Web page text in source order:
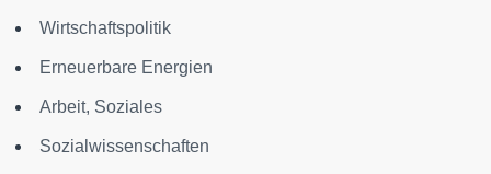
Wirtschaftspolitik
Erneuerbare Energien
Arbeit, Soziales
Sozialwissenschaften